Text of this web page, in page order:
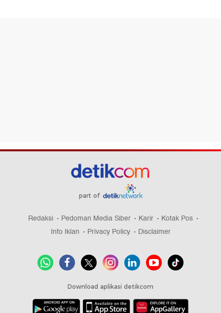
part of
Redaksi Pedoman Media Siber Karir
Kotak Pos
Info Iklan
Privacy Policy Disclaimer
Download aplikasi detikcom